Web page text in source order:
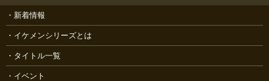
新着情報
イケメンシリーズとは
タイトル一覧
イベント